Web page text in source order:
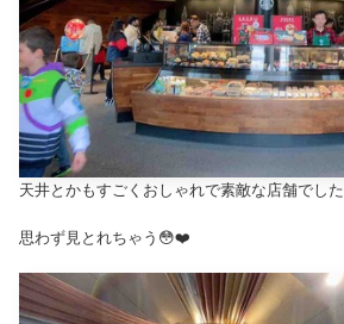
天井とかもすごくおしゃれで素敵な店舗でした
思わず見とれちゃう😳❤️